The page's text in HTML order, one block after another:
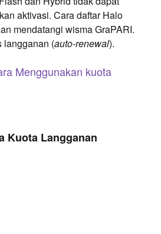
aktivasi. Cara daftar Halo
mendatangi wisma GraPARI.
langganan (auto-renewal).
Menggunakan kuota
Kuota Langganan